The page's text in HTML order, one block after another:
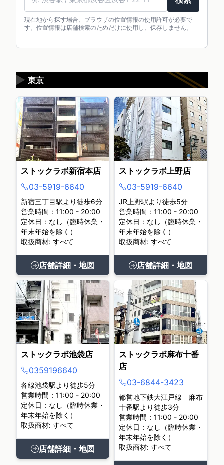
現在地から探す場合、ブラウザの位置情報の使用許可が必要で
す。位置情報は店舗検索のためだけに使用し、保存しません。
東京
▶
ストックラボ新宿本店
03-5919-6640
新宿三丁目駅より徒歩6分
営業時間：11:00 - 20:00
定休日：なし（臨時休業・
年末年始を除く）
取扱商材: すべて
店舗詳細・地図
ストックラボ上野店
03-5919-6640
JR上野駅より徒歩5分
営業時間：11:00 - 20:00
定休日：なし（臨時休業・
年末年始を除く）
取扱商材: すべて
店舗詳細・地図
ストックラボ池袋店
0359196640
各線池袋駅より徒歩5分
営業時間：11:00 - 20:00
定休日：なし（臨時休業・
年末年始を除く）
取扱商材: すべて
店舗詳細・地図
ストックラボ麻布十番
店
03-6844-3423
都営地下鉄大江戸線 麻布
十番駅より徒歩3分
営業時間：11:00 - 20:00
定休日：なし（臨時休業・
年末年始を除く）
取扱商材: すべて